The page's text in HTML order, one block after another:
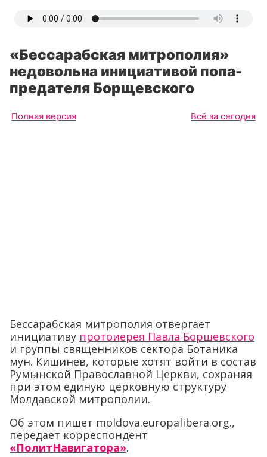
«Бессарабская митрополия»
недовольна инициативой попа-
предателя Борщевского
Полная версия Всё за сегодня
Бессарабская митрополия отвергает
инициативу протоиерея Павла Боршевского
и группы священников сектора Ботаника
мун. Кишинев, которые хотят войти в состав
Румынской Православной Церкви, сохраняя
при этом единую церковную структуру
Молдавской митрополии.
Об этом пишет moldova.europalibera.org.,
передает корреспондент
«ПолитНавигатора».